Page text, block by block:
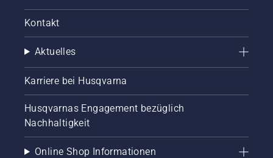
Kontakt
Aktuelles
Karriere bei Husqvarna
Husqvarnas Engagement bezüglich
Nachhaltigkeit
Online Shop Informationen